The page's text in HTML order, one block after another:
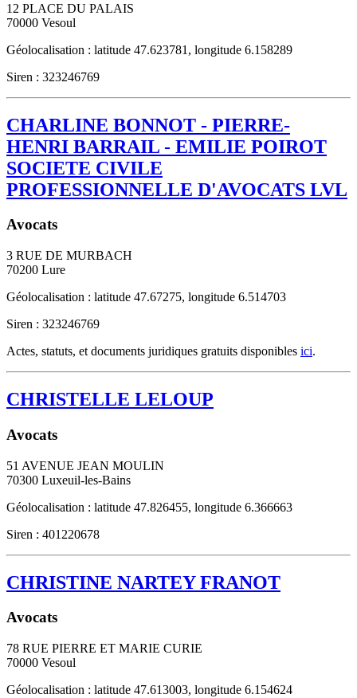
12 PLACE DU PALAIS
70000 Vesoul
Géolocalisation : latitude 47.623781, longitude 6.158289
Siren : 323246769
CHARLINE BONNOT - PIERRE-
HENRI BARRAIL - EMILIE POIROT
SOCIETE CIVILE
PROFESSIONNELLE D'AVOCATS LVL
Avocats
3 RUE DE MURBACH
70200 Lure
Géolocalisation : latitude 47.67275, longitude 6.514703
Siren : 323246769
Actes, statuts, et documents juridiques gratuits disponibles ici.
CHRISTELLE LELOUP
Avocats
51 AVENUE JEAN MOULIN
70300 Luxeuil-les-Bains
Géolocalisation : latitude 47.826455, longitude 6.366663
Siren : 401220678
CHRISTINE NARTEY FRANOT
Avocats
78 RUE PIERRE ET MARIE CURIE
70000 Vesoul
Géolocalisation : latitude 47.613003, longitude 6.154624